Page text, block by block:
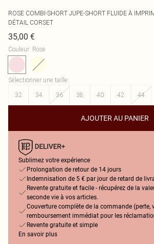
ROSE COMBI-SHORT JUPE-SHORT FLUIDE À
DÉTAIL CORSET
35,00 €
Couleur: Rose
Sélectionner une taille:
32
34 36 38 40 42 44
AJOUTER AU PANIER
Sublimez votre expérience
Prolongation de retour de 14 jours
Indemnisation de 5 € par jour de retard de
Revente gratuite et facile - récupérez de la
seconde vie à vos articles.
Couverture complète de la commande (perte,
remboursement immédiat pour les
Revente gratuite et simple
En savoir plus